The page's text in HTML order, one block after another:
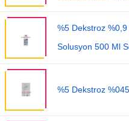
%5 Dekstroz
Solusyon 500 Ml
%5 Dekstroz